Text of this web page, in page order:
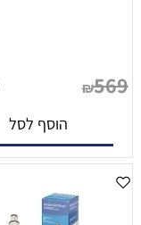
₪569
הוסף לסל